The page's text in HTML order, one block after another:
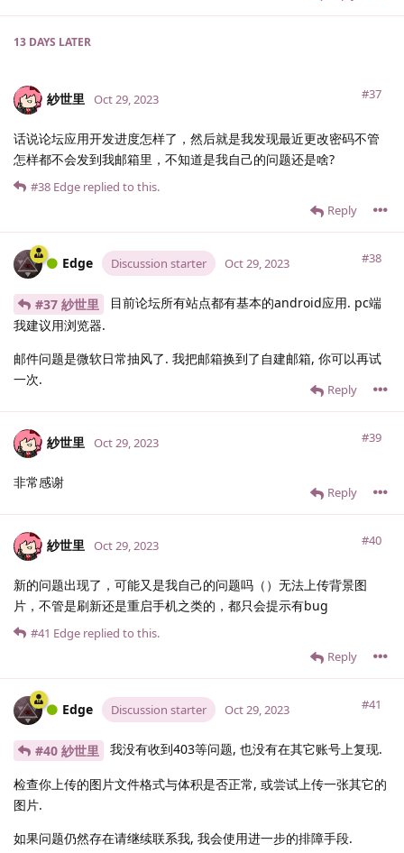
13 DAYS LATER
紗世里 #37
Oct 29, 2023
话说论坛应用开发进度怎样了，然后就是我发现最近更改密码不管
怎样都不会发到我邮箱里，不知道是我自己的问题还是啥?
Reply
#38 Edge replied to this.
Edge Discussion starter #38
Oct 29, 2023
#37 紗世里
目前论坛所有站点都有基本的android应用. pc端
我建议用浏览器.
邮件问题是微软日常抽风了. 我把邮箱换到了自建邮箱, 你可以再试
一次.
Reply
紗世里 #39
Oct 29, 2023
非常感谢
Reply
紗世里 #40
Oct 29, 2023
新的问题出现了，可能又是我自己的问题吗（）无法上传背景图
片，不管是刷新还是重启手机之类的，都只会提示有bug
Reply
#41 Edge replied to this.
Edge Discussion starter #41
Oct 29, 2023
#40 紗世里 我没有收到403等问题, 也没有在其它账号上复现.
检查你上传的图片文件格式与体积是否正常, 或尝试上传一张其它的
图片.
如果问题仍然存在请继续联系我, 我会使用进一步的排障手段.